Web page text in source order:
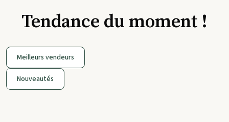
Tendance du moment !
Meilleurs vendeurs
Nouveautés